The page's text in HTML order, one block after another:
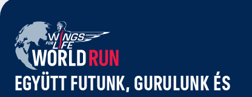
EGYÜTT FUTUNK, GURULUNK ÉS